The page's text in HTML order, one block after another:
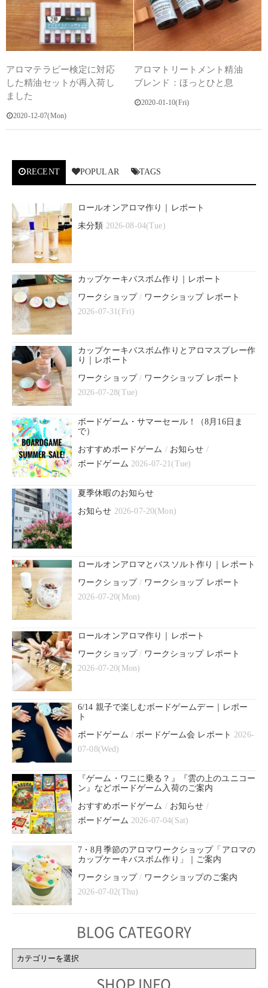
アロマテラピー検定に対応
した精油セットが再入荷し
ました
2020-12-07(Mon)
アロマトリートメント精油
ブレンド：ほっとひと息
2020-01-10(Fri)
RECENT POPULAR TAGS
ロールオンアロマ作り｜レポート
未分類 2026-08-04(Tue)
カップケーキバスボム作り｜レポート
ワークショップ/ ワークショップ レポート
2026-07-31(Fri)
カップケーキバスボム作りとアロマスプレー作
り｜レポート
ワークショップ/ ワークショップ レポート
2026-07-28(Tue)
ボードゲーム・サマーセール！（8月16日ま
で）
おすすめボードゲーム / お知らせ /
ボードゲーム 2026-07-21(Tue)
夏季休暇のお知らせ
お知らせ 2026-07-20(Mon)
ロールオンアロマとバスソルト作り｜レポート
ワークショップ/ ワークショップ レポート
2026-07-20(Mon)
ロールオンアロマ作り｜レポート
ワークショップ/ ワークショップ レポート
2026-07-20(Mon)
6/14 親子で楽しむボードゲームデー｜レポー
ト
ボードゲーム /ボードゲーム会 レポート 2026-
07-08(Wed)
『ゲーム・ワニに乗る？』『雲の上のユニコー
ン』などボードゲーム入荷のご案内
おすすめボードゲーム / お知らせ /
ボードゲーム 2026-07-04(Sat)
7・8月季節のアロマワークショップ「アロマの
カップケーキバスボム作り」｜ご案内
ワークショップ/ ワークショップのご案内
2026-07-02(Thu)
BLOG CATEGORY
BLOG
CATEGORY
SHOP INFO